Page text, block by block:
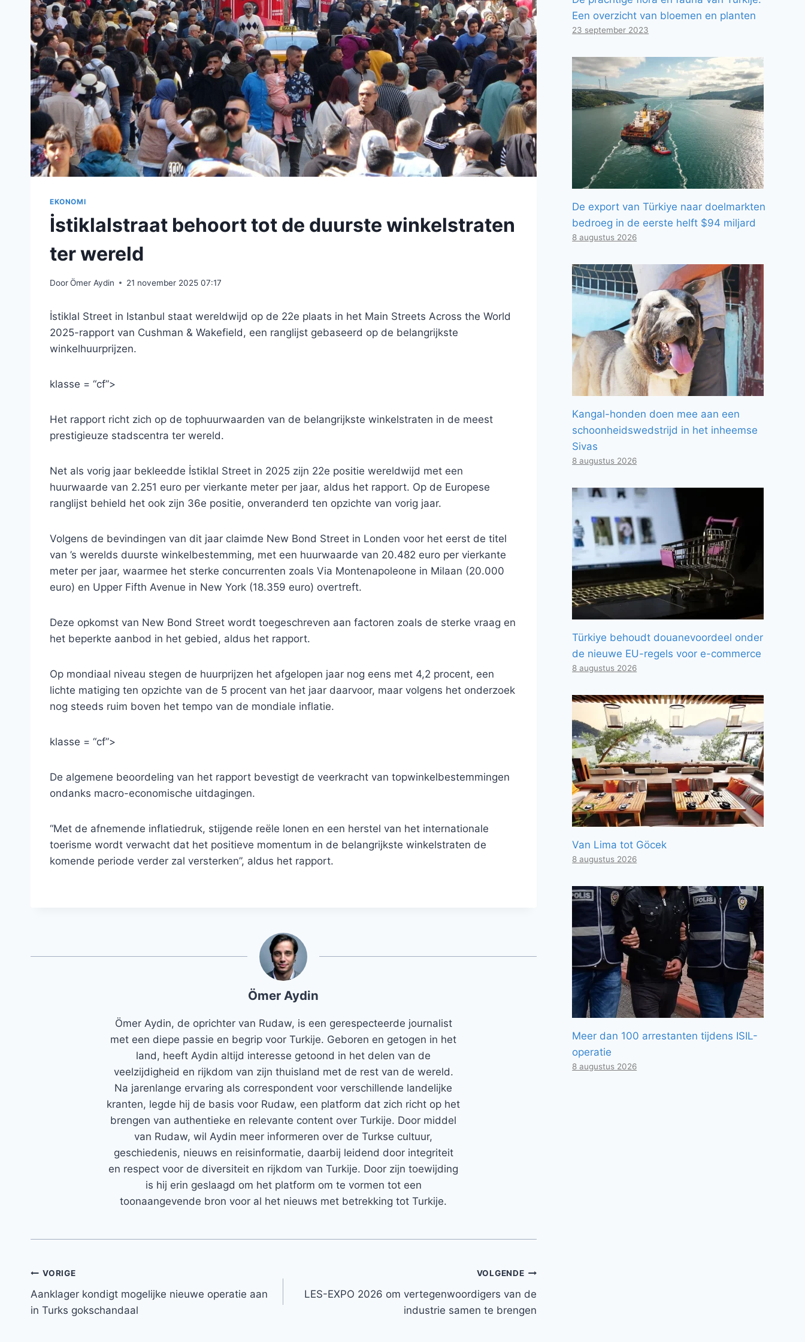
EKONOMI
İstiklalstraat behoort tot de duurste winkelstraten
ter wereld
DoorÖmer Aydin 21 november 2025 07:17
İstiklal Street in Istanbul staat wereldwijd op de 22e plaats in het Main Streets Across the World
2025-rapport van Cushman & Wakefield, een ranglijst gebaseerd op de belangrijkste
winkelhuurprijzen.
klasse = “cf”>
Het rapport richt zich op de tophuurwaarden van de belangrijkste winkelstraten in de meest
prestigieuze stadscentra ter wereld.
Net als vorig jaar bekleedde İstiklal Street in 2025 zijn 22e positie wereldwijd met een
huurwaarde van 2.251 euro per vierkante meter per jaar, aldus het rapport. Op de Europese
ranglijst behield het ook zijn 36e positie, onveranderd ten opzichte van vorig jaar.
Volgens de bevindingen van dit jaar claimde New Bond Street in Londen voor het eerst de titel
van ’s werelds duurste winkelbestemming, met een huurwaarde van 20.482 euro per vierkante
meter per jaar, waarmee het sterke concurrenten zoals Via Montenapoleone in Milaan (20.000
euro) en Upper Fifth Avenue in New York (18.359 euro) overtreft.
Deze opkomst van New Bond Street wordt toegeschreven aan factoren zoals de sterke vraag en
het beperkte aanbod in het gebied, aldus het rapport.
Op mondiaal niveau stegen de huurprijzen het afgelopen jaar nog eens met 4,2 procent, een
lichte matiging ten opzichte van de 5 procent van het jaar daarvoor, maar volgens het onderzoek
nog steeds ruim boven het tempo van de mondiale inflatie.
klasse = “cf”>
De algemene beoordeling van het rapport bevestigt de veerkracht van topwinkelbestemmingen
ondanks macro-economische uitdagingen.
“Met de afnemende inflatiedruk, stijgende reële lonen en een herstel van het internationale
toerisme wordt verwacht dat het positieve momentum in de belangrijkste winkelstraten de
komende periode verder zal versterken”, aldus het rapport.
Ömer Aydin
Ömer Aydin, de oprichter van Rudaw, is een gerespecteerde journalist
met een diepe passie en begrip voor Turkije. Geboren en getogen in het
land, heeft Aydin altijd interesse getoond in het delen van de
veelzijdigheid en rijkdom van zijn thuisland met de rest van de wereld.
Na jarenlange ervaring als correspondent voor verschillende landelijke
kranten, legde hij de basis voor Rudaw, een platform dat zich richt op het
brengen van authentieke en relevante content over Turkije. Door middel
van Rudaw, wil Aydin meer informeren over de Turkse cultuur,
geschiedenis, nieuws en reisinformatie, daarbij leidend door integriteit
en respect voor de diversiteit en rijkdom van Turkije. Door zijn toewijding
is hij erin geslaagd om het platform om te vormen tot een
toonaangevende bron voor al het nieuws met betrekking tot Turkije.
Bericht
navigatie
VORIGE
Aanklager kondigt mogelijke nieuwe operatie aan
in Turks gokschandaal
VOLGENDE
LES-EXPO 2026 om vertegenwoordigers van de
industrie samen te brengen
Een overzicht van bloemen en planten
23 september 2023
De export van Türkiye naar doelmarkten
bedroeg in de eerste helft $94 miljard
8 augustus 2026
Kangal-honden doen mee aan een
schoonheidswedstrijd in het inheemse
Sivas
8 augustus 2026
Türkiye behoudt douanevoordeel onder
de nieuwe EU-regels voor e-commerce
8 augustus 2026
Van Lima tot Göcek
8 augustus 2026
Meer dan 100 arrestanten tijdens ISIL-
operatie
8 augustus 2026